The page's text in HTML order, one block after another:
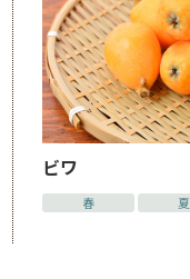
ビワ
春 夏